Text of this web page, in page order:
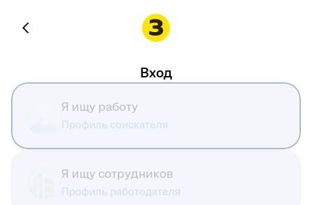
Вход
Я ищу работу
Профиль соискателя
Я ищу сотрудников
Профиль работодателя